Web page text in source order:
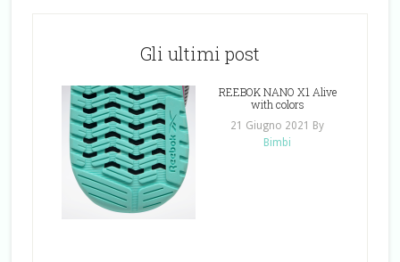
Gli ultimi post
REEBOK NANO X1 Alive
with colors
21 Giugno 2021 By
Bimbi